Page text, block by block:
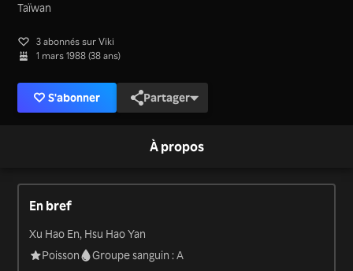
Taïwan
3 abonnés sur Viki
1 mars 1988 (38 ans)
S'abonner Partager
À propos
En bref
Xu Hao En, Hsu Hao Yan
Poisson
Groupe sanguin : A